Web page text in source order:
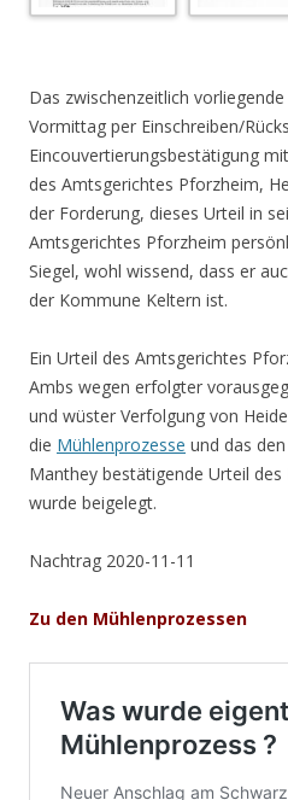
Das zwischenzeitlich
Vormittag per Einschreiben/
Eincouvertierungsbestätigung
des Amtsgerichtes Pforzheim,
der Forderung, dieses Urteil in
Amtsgerichtes Pforzheim
Siegel, wohl wissend, dass er
der Kommune Keltern ist.
Ein Urteil des Amtsgerichtes
Ambs wegen erfolgter
und wüster Verfolgung von
die Mühlenprozesse und das
Manthey bestätigende Urteil
wurde beigelegt.
Nachtrag 2020-11-11
Zu den Mühlenprozessen